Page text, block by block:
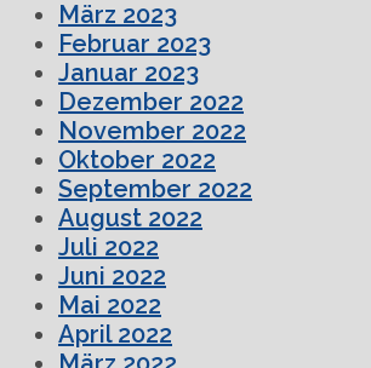
März 2023
Februar 2023
Januar 2023
Dezember 2022
November 2022
Oktober 2022
September 2022
August 2022
Juli 2022
Juni 2022
Mai 2022
April 2022